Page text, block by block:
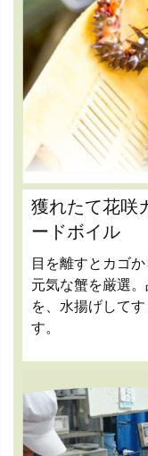
獲れたて花咲
ードボイル
目を離すとカゴ
元気な蟹を厳選
を、水揚げして
す。